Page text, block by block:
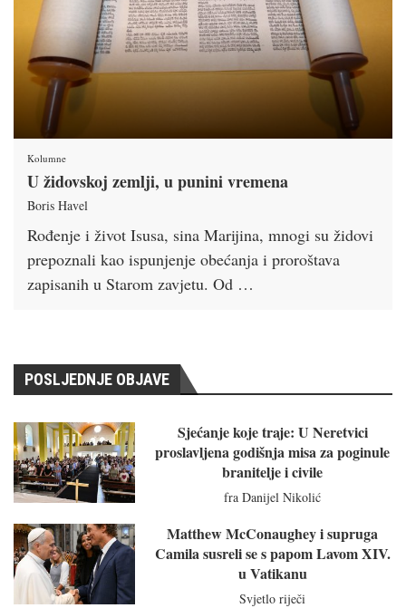
Kolumne
U židovskoj zemlji, u punini vremena
Boris Havel
Rođenje i život Isusa, sina Marijina, mnogi su židovi
prepoznali kao ispunjenje obećanja i proroštava
zapisanih u Starom zavjetu. Od …
POSLJEDNJE OBJAVE
Sjećanje koje traje: U Neretvici
proslavljena godišnja misa za poginule
branitelje i civile
fra Danijel Nikolić
Matthew McConaughey i supruga
Camila susreli se s papom Lavom XIV.
u Vatikanu
Svjetlo riječi